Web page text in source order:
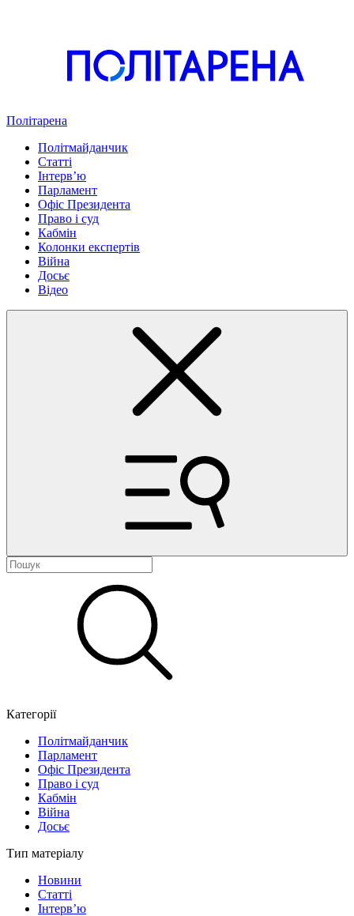
Політарена
Політмайданчик
Статті
Інтервʼю
Парламент
Офіс Президента
Право і суд
Кабмін
Колонки експертів
Війна
Досьє
Відео
Категорії
Політмайданчик
Парламент
Офіс Президента
Право і суд
Кабмін
Війна
Досьє
Тип матеріалу
Новини
Статті
Інтерв’ю